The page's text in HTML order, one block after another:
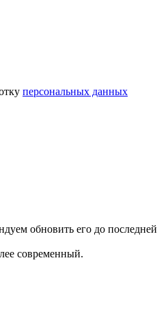
персональных данных
обновить его до последней
современный.